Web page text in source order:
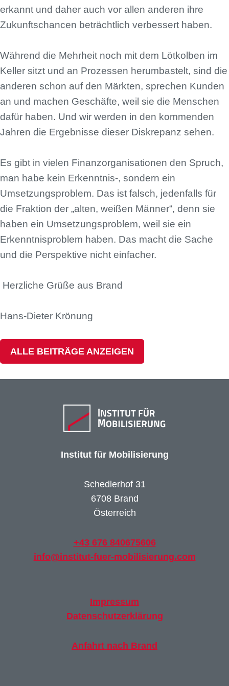
erkannt und daher auch vor allen anderen ihre
Zukunftschancen beträchtlich verbessert haben.
Während die Mehrheit noch mit dem Lötkolben im
Keller sitzt und an Prozessen herumbastelt, sind die
anderen schon auf den Märkten, sprechen Kunden
an und machen Geschäfte, weil sie die Menschen
dafür haben. Und wir werden in den kommenden
Jahren die Ergebnisse dieser Diskrepanz sehen.
Es gibt in vielen Finanzorganisationen den Spruch,
man habe kein Erkenntnis-, sondern ein
Umsetzungsproblem. Das ist falsch, jedenfalls für
die Fraktion der „alten, weißen Männer“, denn sie
haben ein Umsetzungsproblem, weil sie ein
Erkenntnisproblem haben. Das macht die Sache
und die Perspektive nicht einfacher.
Herzliche Grüße aus Brand
Hans-Dieter Krönung
ALLE BEITRÄGE ANZEIGEN
Institut für Mobilisierung
Schedlerhof 31
6708 Brand
Österreich
+43 676 840675606
info@institut-fuer-mobilisierung.com
Impressum
Datenschutzerklärung
Anfahrt nach Brand